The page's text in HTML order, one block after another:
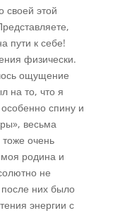
своей этой
пути к себе!
физически.
ощущение
на то, что я
особенно спину и
весьма
очень
родина и
не
них было
энергии с